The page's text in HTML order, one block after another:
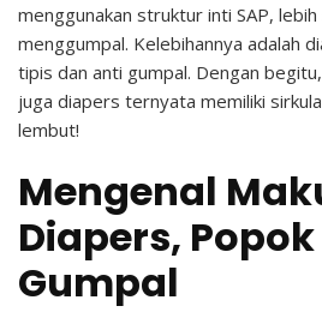
menggunakan struktur inti SAP,
menggumpal. Kelebihannya adalah
tipis dan anti gumpal. Dengan
juga diapers ternyata memiliki
lembut!
Mengenal
Diapers,
Gumpal